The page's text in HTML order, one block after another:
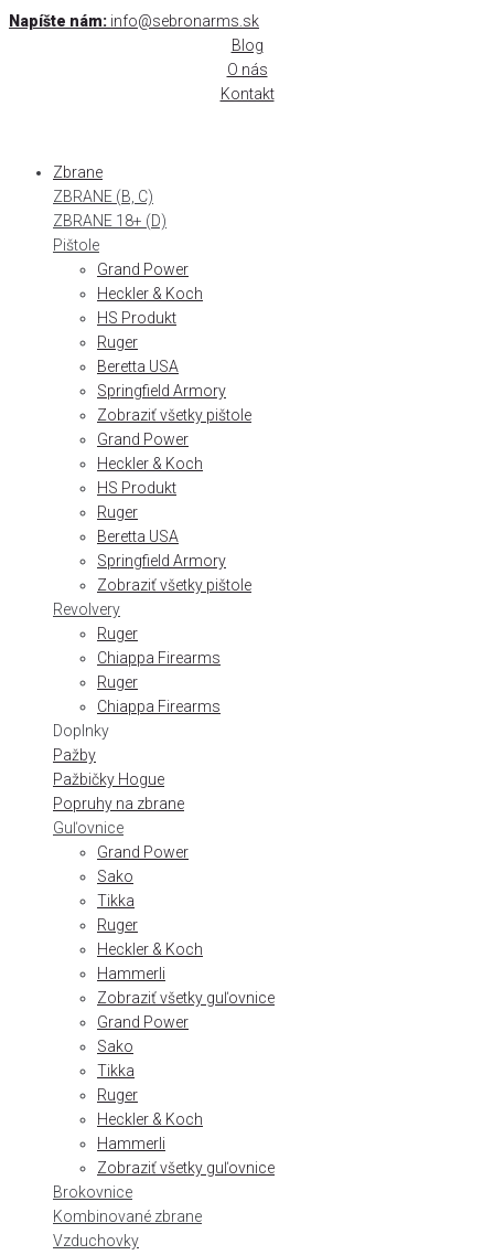
Skip
Napíšte nám: info@sebronarms.sk
Blog
O nás
Kontakt
Zbrane
ZBRANE (B, C)
ZBRANE 18+ (D)
Pištole
Grand Power
Heckler & Koch
HS Produkt
Ruger
Beretta USA
Springfield Armory
Zobraziť všetky pištole
Grand Power
Heckler & Koch
HS Produkt
Ruger
Beretta USA
Springfield Armory
Zobraziť všetky pištole
Revolvery
Ruger
Chiappa Firearms
Ruger
Chiappa Firearms
Doplnky
Pažby
Pažbičky Hogue
Popruhy na zbrane
Guľovnice
Grand Power
Sako
Tikka
Ruger
Heckler & Koch
Hammerli
Zobraziť všetky guľovnice
Grand Power
Sako
Tikka
Ruger
Heckler & Koch
Hammerli
Zobraziť všetky guľovnice
Brokovnice
Kombinované zbrane
Vzduchovky